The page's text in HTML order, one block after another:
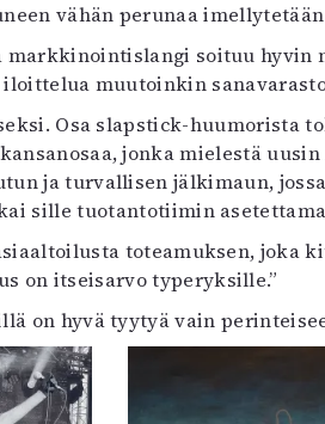
vähän perunaa
markkinointislangi soituu
muutoinkin
Osa slapstick-huumorista
jonka mielestä uusin
ja turvallisen jälkimaun,
sille tuotantotiimin
toteamuksen, joka
on itseisarvo typeryksille.”
on hyvä tyytyä vain